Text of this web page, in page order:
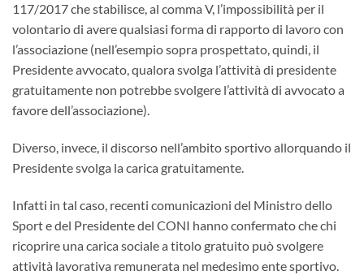
117/2017 che stabilisce, al comma V, l’impossibilità per il
volontario di avere qualsiasi forma di rapporto di lavoro con
l’associazione (nell’esempio sopra prospettato, quindi, il
Presidente avvocato, qualora svolga l’attività di presidente
gratuitamente non potrebbe svolgere l’attività di avvocato a
favore dell’associazione).
Diverso, invece, il discorso nell’ambito sportivo allorquando il
Presidente svolga la carica gratuitamente.
Infatti in tal caso, recenti comunicazioni del Ministro dello
Sport e del Presidente del CONI hanno confermato che chi
ricoprire una carica sociale a titolo gratuito può svolgere
attività lavorativa remunerata nel medesimo ente sportivo.